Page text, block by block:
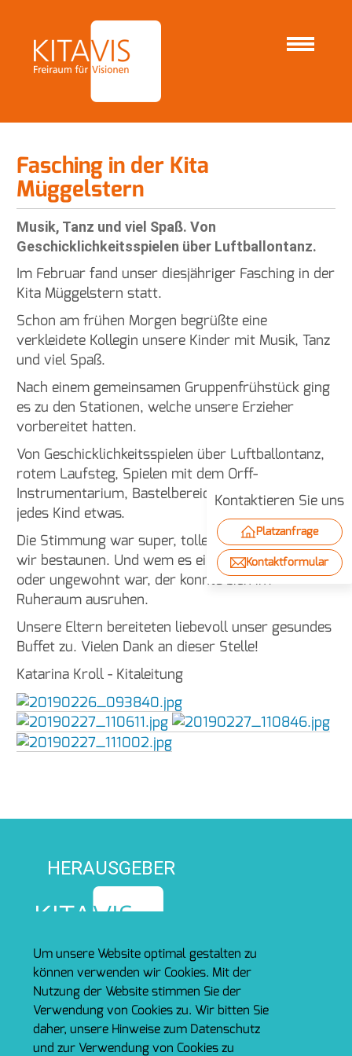
Um unsere Website optimal gestalten zu
können verwenden wir Cookies. Mit der
Nutzung der Website stimmen Sie der
Verwendung von Cookies zu. Wir bitten Sie
daher, unsere Hinweise zum Datenschutz
und zur Verwendung von Cookies zu
n
n
Kontaktieren Sie uns
Platzanfrage
Kontaktformular
STARTSEITE NEWS
Fasching in der Kita Müggelstern
Fasching in der Kita
Müggelstern
Musik, Tanz und viel Spaß. Von
Geschicklichkeitsspielen über Luftballontanz.
Im Februar fand unser diesjähriger Fasching in der
Kita Müggelstern statt.
Schon am frühen Morgen begrüßte eine
verkleidete Kollegin unsere Kinder mit Musik, Tanz
und viel Spaß.
Nach einem gemeinsamen Gruppenfrühstück ging
es zu den Stationen, welche unsere Erzieher
vorbereitet hatten.
Von Geschicklichkeitsspielen über Luftballontanz,
rotem Laufsteg, Spielen mit dem Orff-
Instrumentarium, Bastelbereich usw. fand sich für
jedes Kind etwas.
Die Stimmung war super, tolle Kostüme konnten
wir bestaunen. Und wem es ein bisschen zu laut
oder ungewohnt war, der konnte sich im
Ruheraum ausruhen.
Unsere Eltern bereiteten liebevoll unser gesundes
Buffet zu. Vielen Dank an dieser Stelle!
Katarina Kroll - Kitaleitung
HERAUSGEBER
TRÄGER